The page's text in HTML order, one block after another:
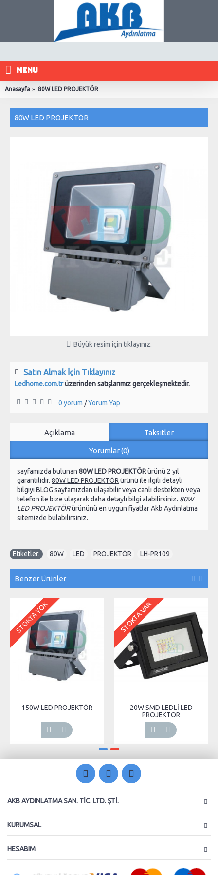
MENU
Anasayfa 80W LED PROJEKTÖR
80W LED PROJEKTÖR
Büyük resim için tıklayınız.
Satın Almak İçin Tıklayınız
Ledhome.com.trüzerinden satışlarımız gerçekleşmektedir.
0 yorum /Yorum Yap
Açıklama Taksitler
Yorumlar (0)
sayfamızda bulunan 80W LED PROJEKTÖRürünü 2 yıl
garantilidir. 80W LED PROJEKTÖR ürünü ile ilgili detaylı
bilgiyi BLOG sayfamızdan ulaşabilir veya canlı destekten veya
telefon ile bize ulaşarak daha detaylı bilgi alabilirsiniz. 80W
LED PROJEKTÖRürününü en uygun fiyatlar Akb Aydınlatma
sitemizde bulabilirsiniz.
Etiketler: 80W LED PROJEKTÖR LH-PR109
Benzer Ürünler
STOKTA YOK
150W LED PROJEKTÖR
STOKTA VAR
20W SMD LEDLİ LED
PROJEKTÖR
AKB AYDINLATMA SAN. TIC. LTD. ŞTI.
KURUMSAL
HESABIM